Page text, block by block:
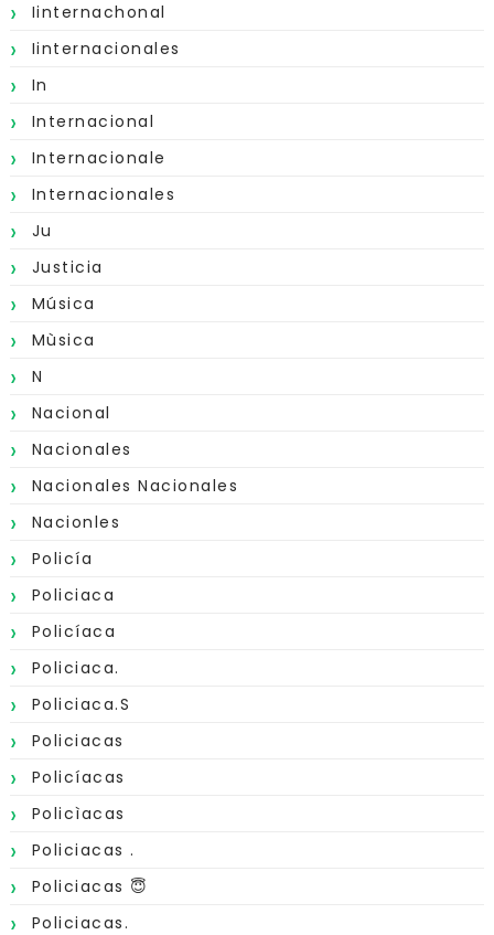
Iinternachonal
Iinternacionales
In
Internacional
Internacionale
Internacionales
Ju
Justicia
Música
Mùsica
N
Nacional
Nacionales
Nacionales Nacionales
Nacionles
Policía
Policiaca
Policíaca
Policiaca.
Policiaca.s
Policiacas
Policíacas
Policìacas
Policiacas .
Policiacas 😇
Policiacas.